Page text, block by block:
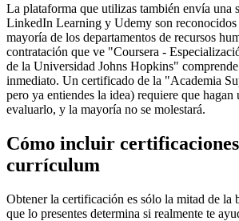
La plataforma que utilizas también envía una
LinkedIn Learning y Udemy son reconocidos
mayoría de los departamentos de recursos
contratación que ve "Coursera -
de la Universidad Johns Hopkins"
inmediato. Un certificado de la "Academia
pero ya entiendes la idea) requiere que hagan
evaluarlo, y la mayoría no se molestará.
Cómo incluir certificaciones
currículum
Obtener la certificación es sólo la mitad de la
que lo presentes determina si realmente te